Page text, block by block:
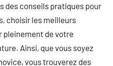
des conseils pratiques pour
choisir les meilleurs
de votre
Ainsi, que vous soyez
vous trouverez des